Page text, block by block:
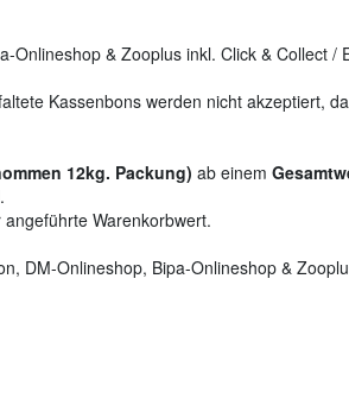
& Zooplus inkl. Click & Collect /
Kassenbons werden nicht akzeptiert,
12kg. Packung) ab einem
Warenkorbwert.
DM-Onlineshop, Bipa-Onlineshop &